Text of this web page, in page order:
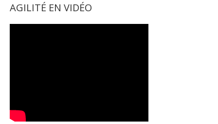
AGILITÉ EN VIDÉO